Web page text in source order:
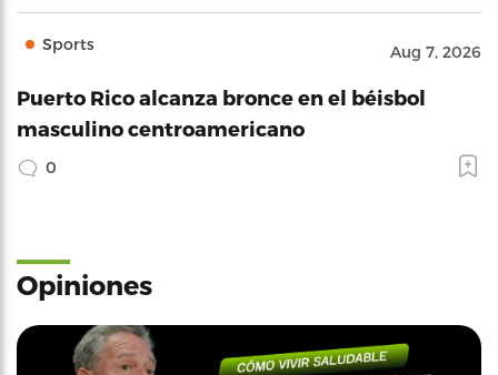
Sports Aug 7, 2026
Puerto Rico alcanza bronce en el béisbol
masculino centroamericano
0
Opiniones